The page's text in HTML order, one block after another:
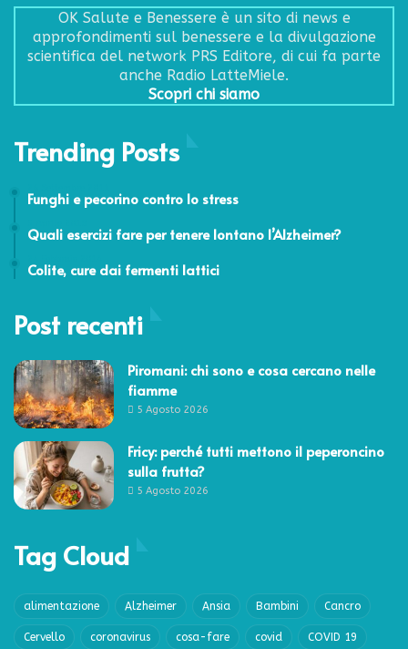
OK Salute e Benessere è un sito di news e
approfondimenti sul benessere e la divulgazione
scientifica del network PRS Editore, di cui fa parte
anche Radio LatteMiele.
Scopri chi siamo
Trending Posts
Funghi e pecorino contro lo stress
Quali esercizi fare per tenere lontano l’Alzheimer?
Colite, cure dai fermenti lattici
Post recenti
Piromani: chi sono e cosa cercano nelle
fiamme
5 Agosto 2026
Fricy: perché tutti mettono il peperoncino
sulla frutta?
5 Agosto 2026
Tag Cloud
alimentazione Alzheimer Ansia Bambini Cancro
Cervello coronavirus cosa-fare covid COVID 19